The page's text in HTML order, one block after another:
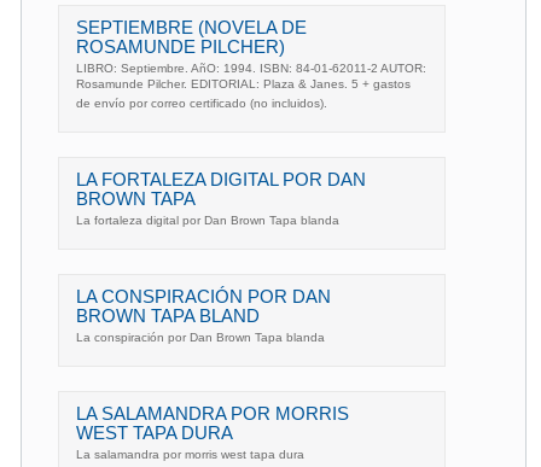
SEPTIEMBRE (NOVELA DE
ROSAMUNDE PILCHER)
LIBRO: Septiembre. AñO: 1994. ISBN: 84-01-62011-2 AUTOR:
Rosamunde Pilcher. EDITORIAL: Plaza & Janes. 5 + gastos
de envío por correo certificado (no incluidos).
LA FORTALEZA DIGITAL POR DAN
BROWN TAPA
La fortaleza digital por Dan Brown Tapa blanda
LA CONSPIRACIÓN POR DAN
BROWN TAPA BLAND
La conspiración por Dan Brown Tapa blanda
LA SALAMANDRA POR MORRIS
WEST TAPA DURA
La salamandra por morris west tapa dura